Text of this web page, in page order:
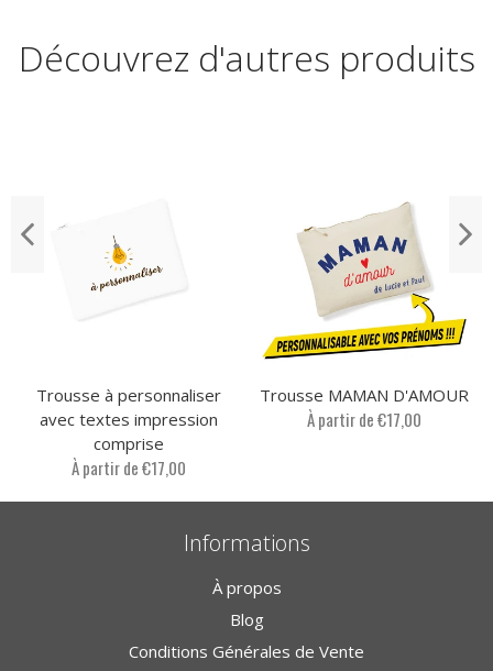
Découvrez d'autres produits
Trousse à personnaliser
avec textes impression
comprise
À partir de €17,00
Trousse MAMAN D'AMOUR
À partir de €17,00
Informations
À propos
Blog
Conditions Générales de Vente